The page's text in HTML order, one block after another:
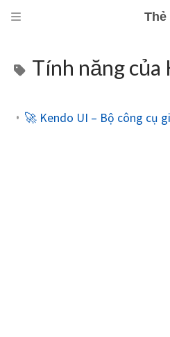
Thẻ
Tính năng của